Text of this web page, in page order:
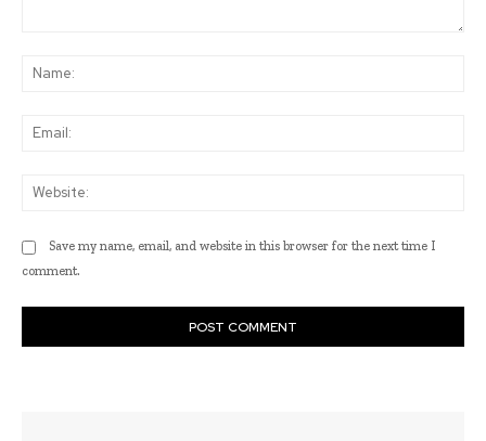
Save my name, email, and website in this browser for the next time I
comment.